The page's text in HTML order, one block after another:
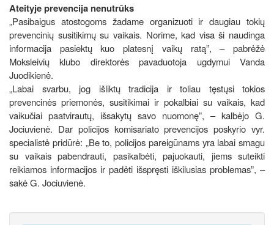
Ateityje prevencija nenutrūks
„Pasibaigus atostogoms žadame organizuoti ir daugiau tokių
prevencinių susitikimų su vaikais. Norime, kad visa ši naudinga
informacija pasiektų kuo platesnį vaikų ratą”, – pabrėžė
Moksleivių klubo direktorės pavaduotoja ugdymui Vanda
Juodikienė.
„Labai svarbu, jog išliktų tradicija ir toliau tęstųsi tokios
prevencinės priemonės, susitikimai ir pokalbiai su vaikais, kad
vaikučiai paatvirautų, išsakytų savo nuomonę”, – kalbėjo G.
Jociuvienė. Dar policijos komisariato prevencijos poskyrio vyr.
specialistė pridūrė: „Be to, policijos pareigūnams yra labai smagu
su vaikais pabendrauti, pasikalbėti, pajuokauti, jiems suteikti
reikiamos informacijos ir padėti išspręsti iškilusias problemas”, –
sakė G. Jociuvienė.